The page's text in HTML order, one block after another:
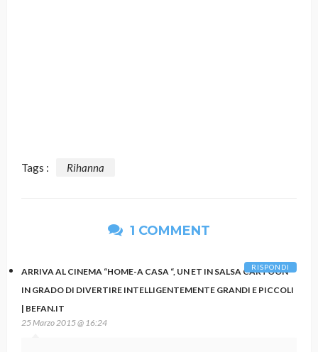
Tags : Rihanna
1 COMMENT
ARRIVA AL CINEMA “HOME-A CASA “, UN ET IN SALSA CARTOON
IN GRADO DI DIVERTIRE INTELLIGENTEMENTE GRANDI E PICCOLI
| BEFAN.IT
25 Marzo 2015 @ 16:24
RISPONDI